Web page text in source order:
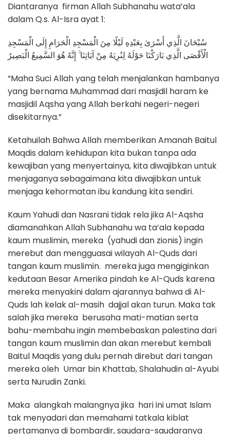
Diantaranya firman Allah Subhanahu wata’ala
dalam Q.s. Al-Isra ayat 1:
سُبْحَانَ الَّذِي أَسْرَىٰ بِعَبْدِهِ لَيْلًا مِنَ الْمَسْجِدِ الْحَرَامِ إِلَى الْمَسْجِدِ
الْأَقْصَى الَّذِي بَارَكْنَا حَوْلَهُ لِنُرِيَهُ مِنْ آيَاتِنَا ۚ إِنَّهُ هُوَ السَّمِيعُ الْبَصِيرُ
“Maha Suci Allah yang telah menjalankan hambanya
yang bernama Muhammad dari masjidil haram ke
masjidil Aqsha yang Allah berkahi negeri-negeri
disekitarnya.”
Ketahuilah Bahwa Allah memberikan Amanah Baitul
Maqdis dalam kehidupan kita bukan tanpa ada
kewajiban yang menyertainya, kita diwajibkan untuk
menjaganya sebagaimana kita diwajibkan untuk
menjaga kehormatan ibu kandung kita sendiri.
Kaum Yahudi dan Nasrani tidak rela jika Al-Aqsha
diamanahkan Allah Subhanahu wa ta’ala kepada
kaum muslimin, mereka (yahudi dan zionis) ingin
merebut dan mengguasai wilayah Al-Quds dari
tangan kaum muslimin. mereka juga mengiginkan
kedutaan Besar Amerika pindah ke Al-Quds karena
mereka menyakini dalam ajarannya bahwa di Al-
Quds lah kelak al-masih dajjal akan turun. Maka tak
salah jika mereka berusaha mati-matian serta
bahu-membahu ingin membebaskan palestina dari
tangan kaum muslimin dan akan merebut kembali
Baitul Maqdis yang dulu pernah direbut dari tangan
mereka oleh Umar bin Khattab, Shalahudin al-Ayubi
serta Nurudin Zanki.
Maka alangkah malangnya jika hari ini umat Islam
tak menyadari dan memahami tatkala kiblat
pertamanya di bombardir, saudara-saudaranya